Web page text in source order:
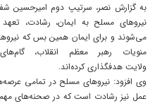
به گزارش نصر، سرتیپ دوم امیرحسین
نیروهای مسلح به ایمان، رشادت،
می‌شوند و برای ایمان همین بس که
منویات رهبر معظم انقلاب،
ولایت هدفگذاری کرده‌اند.
وی افزود: نیروهای مسلح در تمامی
عمل نیز رشادت است که در صحنه‌های